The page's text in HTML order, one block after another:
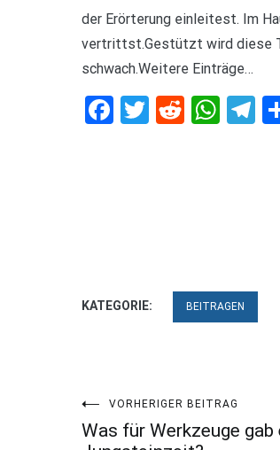
der Erörterung einleitest. Im
vertrittst.Gestützt wird diese
schwach.Weitere Einträge…
Facebook
Twitter
Reddit
KATEGORIE: BEITRAGEN
Beitragsnavigation
VORHERIGER BEITRAG
Was für Werkzeuge gab